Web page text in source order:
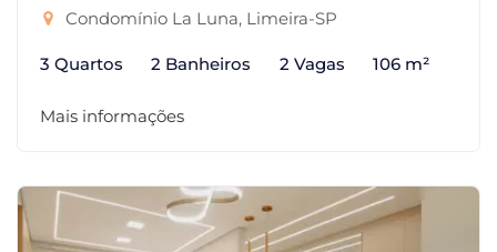
Condomínio La Luna, Limeira-SP
3 Quartos 2 Banheiros 2 Vagas 106 m²
Mais informações